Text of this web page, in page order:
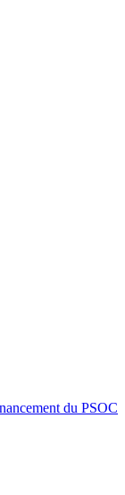
du PSOC